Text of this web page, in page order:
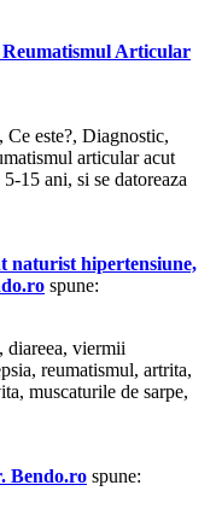
Reumatismul Articular
este?, Diagnostic,
articular acut
15 ani, si se datoreaza
naturist hipertensiune,
spune:
viermii
reumatismul, artrita,
muscaturile de sarpe,
Bendo.ro spune: